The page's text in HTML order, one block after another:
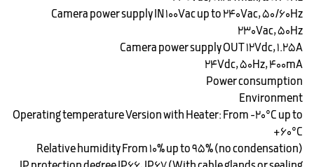
Camera power supply IN ۱۰۰Vac up to 240Vac, 50/60Hz
۲۳۰Vac, 50Hz
Camera power supply OUT ۱۲Vdc, 1.25A
۲۴Vdc, 50Hz, 400mA
Power consumption
Environment
Operating temperature Version with Heater: From -20°C up to
+60°C
Relative humidity From 10% up to 95% (no condensation)